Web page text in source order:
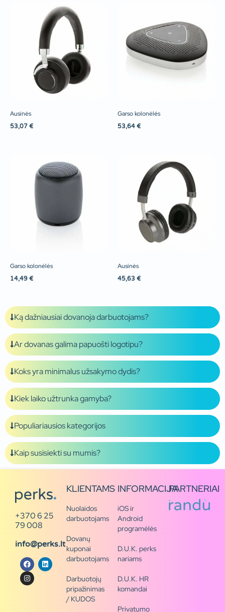
Ausinės
53,07 €
Garso kolonėlės
53,64 €
Garso kolonėlės
14,49 €
Ausinės
45,63 €
Ką dažniausiai dovanoja darbuotojams?
Ar dovanas galima papuošti logotipu?
Koks yra minimalus užsakymo dydis?
Kiek laiko užtrunka gamyba?
Populiariausios kategorijos
Kaip susisiekti su mumis?
+370 6 25
79 008
info@perks.lt
KLIENTAMS
Nuolaidos
darbuotojams
Dovanų
kuponai
darbuotojams
Darbuotojų
pripažinimas
/ KUDOS
INFORMACIJA
iOS ir
Android
programėlės
D.U.K. perks
nariams
D.U.K. HR
komandai
Privatumo
PARTNERIAI